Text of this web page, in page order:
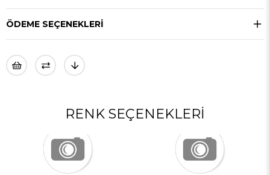
ÖDEME SEÇENEKLERI
RENK SEÇENEKLERI